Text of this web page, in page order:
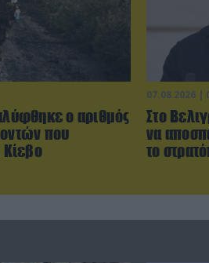
ο αριθμός
που
Κίεβο
07.08.2026 |
Στο
να
το